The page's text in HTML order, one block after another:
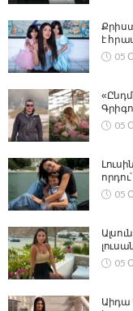
է
05
05
05
05
Աիդա